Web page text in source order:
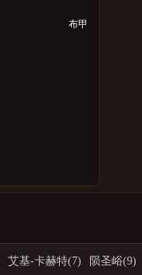
布甲
艾基-卡赫特(7) 陨圣峪(9)